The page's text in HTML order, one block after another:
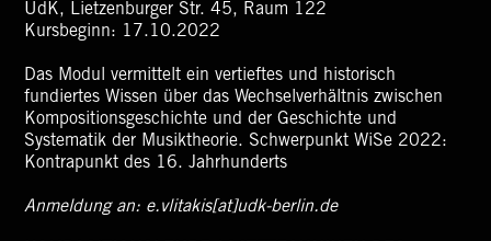
UdK, Lietzenburger Str. 45, Raum 122
Kursbeginn: 17.10.2022
Das Modul vermittelt ein vertieftes und historisch
fundiertes Wissen über das Wechselverhältnis zwischen
Kompositionsgeschichte und der Geschichte und
Systematik der Musiktheorie. Schwerpunkt WiSe 2022:
Kontrapunkt des 16. Jahrhunderts
Anmeldung an: e.vlitakis[at]udk-berlin.de